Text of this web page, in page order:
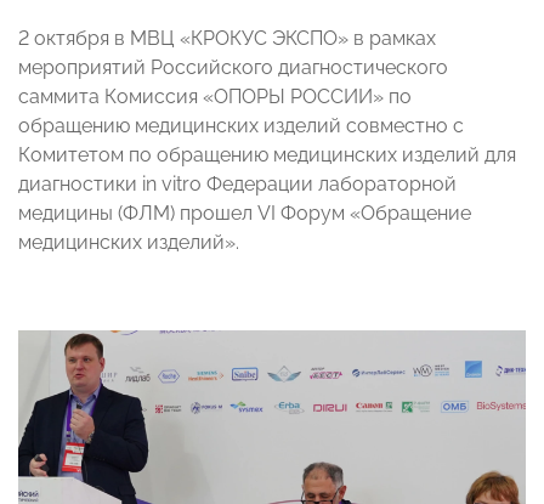
2 октября в МВЦ «КРОКУС ЭКСПО» в рамках
мероприятий Российского диагностического
саммита Комиссия «ОПОРЫ РОССИИ» по
обращению медицинских изделий совместно с
Комитетом по обращению медицинских изделий для
диагностики in vitro Федерации лабораторной
медицины (ФЛМ) прошел VI Форум «Обращение
медицинских изделий».